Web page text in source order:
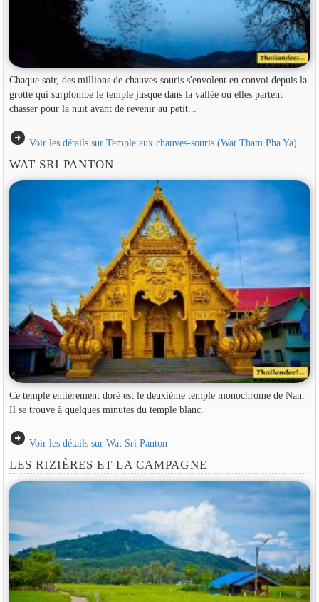
Chaque soir, des millions de chauves-souris s'envolent en convoi depuis la
grotte qui surplombe le temple jusque dans la vallée où elles partent
chasser pour la nuit avant de revenir au petit...
arrow_circle_right Voir les détails sur Temple aux chauves-souris (Wat Tham Pha Ya)
WAT SRI PANTON
Ce temple entièrement doré est le deuxième temple monochrome de Nan.
Il se trouve à quelques minutes du temple blanc.
arrow_circle_right Voir les détails sur Wat Sri Panton
LES RIZIÈRES ET LA CAMPAGNE